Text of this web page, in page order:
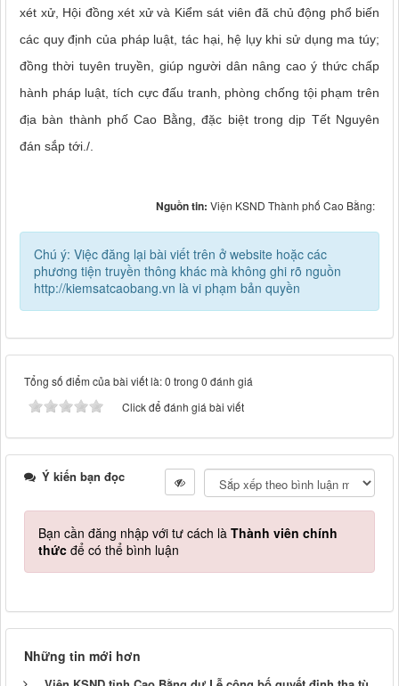
xét xử, Hội đồng xét xử và Kiểm sát viên đã chủ động phổ biến
các quy định của pháp luật, tác hại, hệ lụy khi sử dụng ma túy;
đồng thời tuyên truyền, giúp người dân nâng cao ý thức chấp
hành pháp luật, tích cực đấu tranh, phòng chống tội phạm trên
địa bàn thành phố Cao Bằng, đặc biệt trong dịp Tết Nguyên
đán sắp tới./.
Nguồn tin: Viện KSND Thành phố Cao Bằng:
Chú ý: Việc đăng lại bài viết trên ở website hoặc các
phương tiện truyền thông khác mà không ghi rõ nguồn
http://kiemsatcaobang.vn là vi phạm bản quyền
Tổng số điểm của bài viết là: 0 trong 0 đánh giá
Click để đánh giá bài viết
Ý kiến bạn đọc
Bạn cần đăng nhập với tư cách là Thành viên chính
thức để có thể bình luận
Những tin mới hơn